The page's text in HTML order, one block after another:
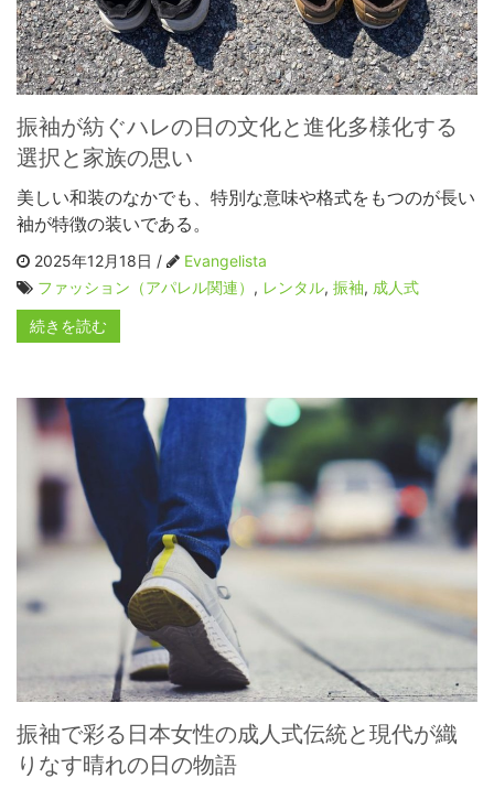
振袖が紡ぐハレの日の文化と進化多様化する
選択と家族の思い
美しい和装のなかでも、特別な意味や格式をもつのが長い
袖が特徴の装いである。
2025年12月18日 /
Evangelista
ファッション（アパレル関連） , レンタル, 振袖, 成人式
続きを読む
振袖で彩る日本女性の成人式伝統と現代が織
りなす晴れの日の物語